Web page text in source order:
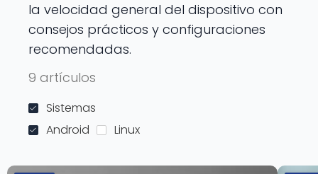
la velocidad general del dispositivo con
consejos prácticos y configuraciones
recomendadas.
9 artículos
Sistemas
Android
Linux